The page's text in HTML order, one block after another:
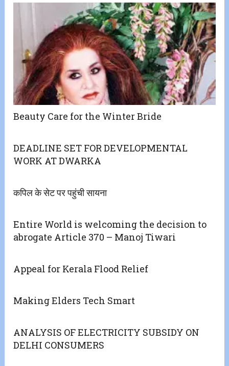
Beauty Care for the Winter Bride
DEADLINE SET FOR DEVELOPMENTAL
WORK AT DWARKA
कपिल के सेट पर पहुंची सायना
Entire World is welcoming the decision to
abrogate Article 370 – Manoj Tiwari
Appeal for Kerala Flood Relief
Making Elders Tech Smart
ANALYSIS OF ELECTRICITY SUBSIDY ON
DELHI CONSUMERS